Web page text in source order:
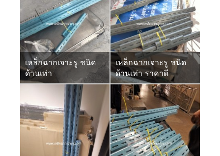
เหล็กฉากเจาะรู ชนิด
ด้านเท่า
เหล็กฉากเจาะรู ชนิด
ด้านเท่า ราคาดี